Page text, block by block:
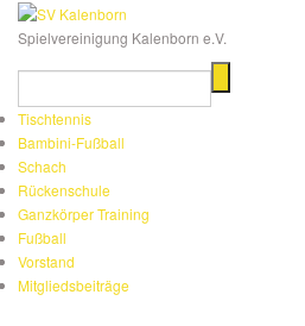
Spielvereinigung Kalenborn e.V.
Tischtennis
Bambini-Fußball
Schach
Rückenschule
Ganzkörper Training
Fußball
Vorstand
Mitgliedsbeiträge